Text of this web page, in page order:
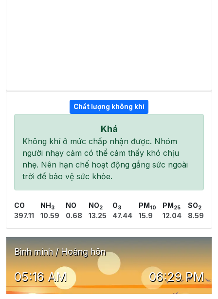
Chất lượng không khí
Khá
Không khí ở mức chấp nhận được. Nhóm
người nhạy cảm có thể cảm thấy khó chịu
nhẹ. Nên hạn chế hoạt động gắng sức ngoài
trời để bảo vệ sức khỏe.
CO
397.11
NH 3
10.59
NO
0.68
NO2
13.25
O3
47.44
PM 10
15.9
PM 25
12.04
SO2
8.59
Bình minh / Hoàng hôn
05:16 AM 06:29 PM